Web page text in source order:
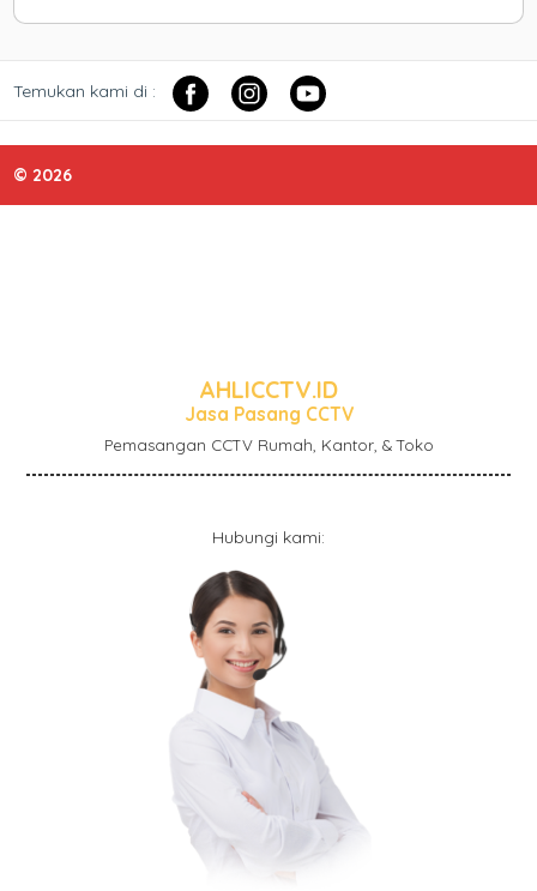
Temukan kami di :
© 2026
AHLICCTV.ID
Jasa Pasang CCTV
Pemasangan CCTV Rumah, Kantor, & Toko
Hubungi kami: